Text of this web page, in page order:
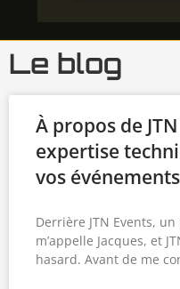
Le blog
À propos de
expertise
vos événements
Derrière JTN Events,
m’appelle Jacques, et
hasard. Avant de me